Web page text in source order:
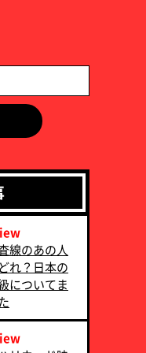
線のあの人
れ？日本の
についてま